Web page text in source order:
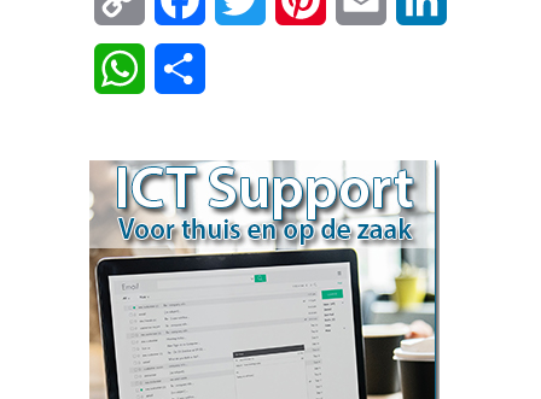
Link
WhatsApp